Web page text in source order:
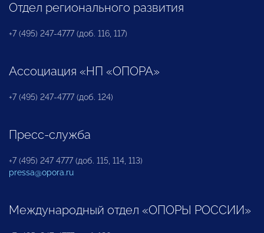
Отдел регионального развития
+7 (495) 247-4777 (доб. 116, 117)
Ассоциация «НП «ОПОРА»
+7 (495) 247-4777 (доб. 124)
Пресс-служба
+7 (495) 247 4777 (доб. 115, 114, 113)
pressa@opora.ru
Международный отдел «ОПОРЫ РОССИИ»